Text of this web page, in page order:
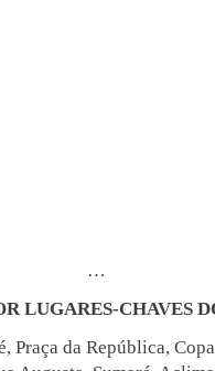
…
LUGARES-CHAVES
Praça da República,